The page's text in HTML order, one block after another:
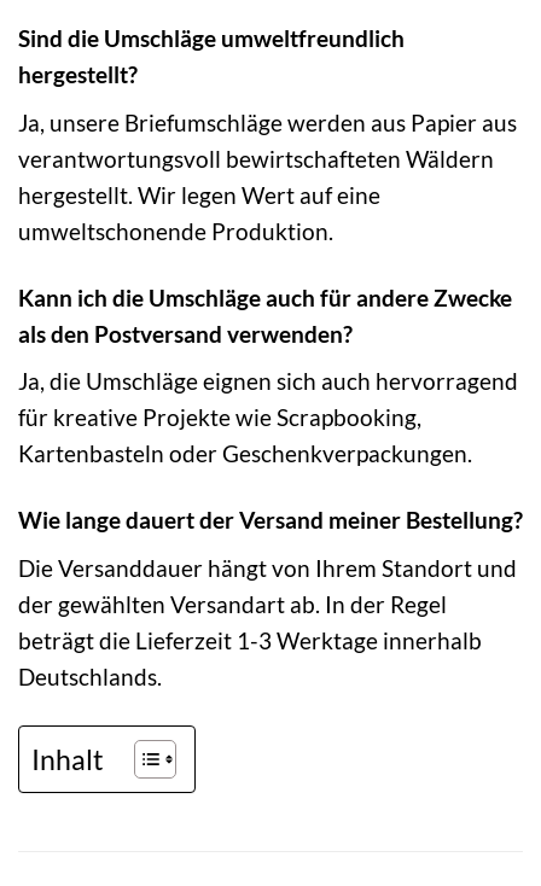
Sind die Umschläge umweltfreundlich
hergestellt?
Ja, unsere Briefumschläge werden aus Papier aus
verantwortungsvoll bewirtschafteten Wäldern
hergestellt. Wir legen Wert auf eine
umweltschonende Produktion.
Kann ich die Umschläge auch für andere Zwecke
als den Postversand verwenden?
Ja, die Umschläge eignen sich auch hervorragend
für kreative Projekte wie Scrapbooking,
Kartenbasteln oder Geschenkverpackungen.
Wie lange dauert der Versand meiner Bestellung?
Die Versanddauer hängt von Ihrem Standort und
der gewählten Versandart ab. In der Regel
beträgt die Lieferzeit 1-3 Werktage innerhalb
Deutschlands.
Inhalt